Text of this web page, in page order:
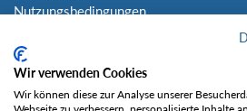
Nutzungsbedingungen
Social Media
Wir verwenden Cookies
Wir können diese zur Analyse unserer